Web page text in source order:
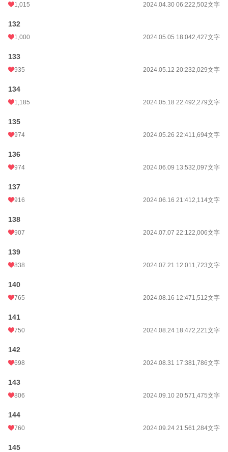
1,015 2024.04.30 06:222,502文字
132
1,000 2024.05.05 18:042,427文字
133
935 2024.05.12 20:232,029文字
134
1,185 2024.05.18 22:492,279文字
135
974 2024.05.26 22:411,694文字
136
974 2024.06.09 13:532,097文字
137
916 2024.06.16 21:412,114文字
138
907 2024.07.07 22:122,006文字
139
838 2024.07.21 12:011,723文字
140
765 2024.08.16 12:471,512文字
141
750 2024.08.24 18:472,221文字
142
698 2024.08.31 17:381,786文字
143
806 2024.09.10 20:571,475文字
144
760 2024.09.24 21:561,284文字
145